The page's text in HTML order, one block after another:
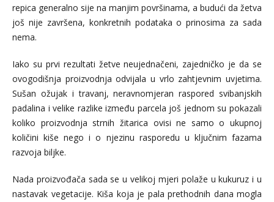
repica generalno sije na manjim površinama, a budući da žetva
još nije završena, konkretnih podataka o prinosima za sada
nema.
Iako su prvi rezultati žetve neujednačeni, zajedničko je da se
ovogodišnja proizvodnja odvijala u vrlo zahtjevnim uvjetima.
Sušan ožujak i travanj, neravnomjeran raspored svibanjskih
padalina i velike razlike između parcela još jednom su pokazali
koliko proizvodnja strnih žitarica ovisi ne samo o ukupnoj
količini kiše nego i o njezinu rasporedu u ključnim fazama
razvoja biljke.
Nada proizvođača sada se u velikoj mjeri polaže u kukuruz i u
nastavak vegetacije. Kiša koja je pala prethodnih dana mogla